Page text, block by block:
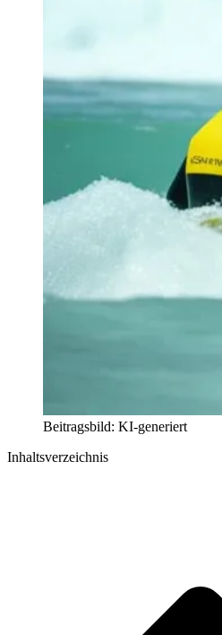
Beitragsbild: KI-generiert
Inhaltsverzeichnis